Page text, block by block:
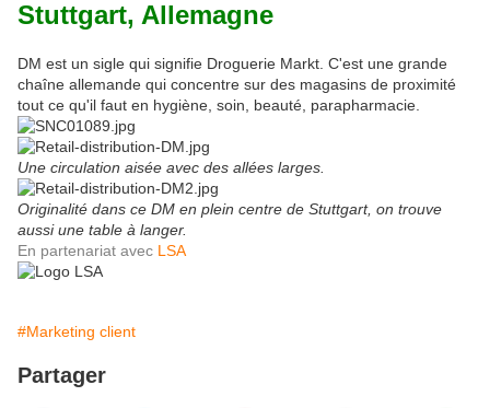
Stuttgart, Allemagne
DM est un sigle qui signifie Droguerie Markt. C'est une grande
chaîne allemande qui concentre sur des magasins de proximité
tout ce qu'il faut en hygiène, soin, beauté, parapharmacie.
Une circulation aisée avec des allées larges.
Originalité dans ce DM en plein centre de Stuttgart, on trouve
aussi une table à langer.
En partenariat avec LSA
#Marketing client
Partager